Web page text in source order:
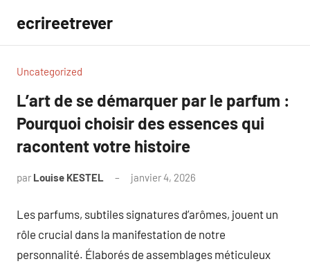
contenu
ecrireetrever
Uncategorized
L’art de se démarquer par le parfum :
Pourquoi choisir des essences qui
racontent votre histoire
par Louise KESTEL janvier 4, 2026
Les parfums, subtiles signatures d’arômes, jouent un
rôle crucial dans la manifestation de notre
personnalité. Élaborés de assemblages méticuleux